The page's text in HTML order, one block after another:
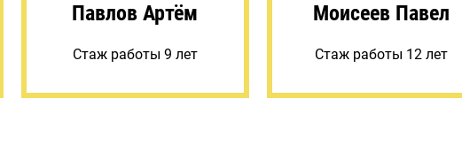
Павлов Артём
Стаж работы 9 лет
Моисеев Павел
Стаж работы 12 лет